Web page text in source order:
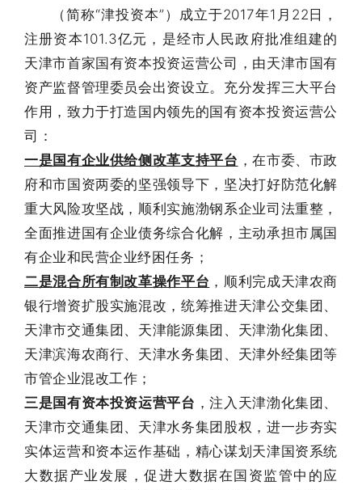
（简称“津投资本”）成立于2017年1月22日，
注册资本101.3亿元，是经市人民政府批准组建的
天津市首家国有资本投资运营公司，由天津市国有
资产监督管理委员会出资设立。充分发挥三大平台
作用，致力于打造国内领先的国有资本投资运营公
司：
一是国有企业供给侧改革支持平台 ，在市委、市政
府和市国资两委的坚强领导下，坚决打好防范化解
重大风险攻坚战，顺利实施渤钢系企业司法重整，
全面推进国有企业债务综合化解，主动承担市属国
有企业和民营企业纾困任务；
二是混合所有制改革操作平台 ，顺利完成天津农商
银行增资扩股实施混改，统筹推进天津公交集团、
天津市交通集团、天津能源集团、天津渤化集团、
天津滨海农商行、天津水务集团、天津外经集团等
市管企业混改工作；
三是国有资本投资运营平台 ，注入天津渤化集团、
天津市交通集团、天津水务集团股权，进一步夯实
实体运营和资本运作基础，精心谋划天津国资系统
大数据产业发展，促进大数据在国资监管中的应